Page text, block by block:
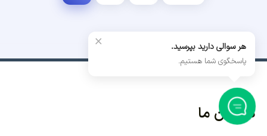
داستان ما
× هر سوالی دارید بپرسید.
پاسخگوی شما هستیم.